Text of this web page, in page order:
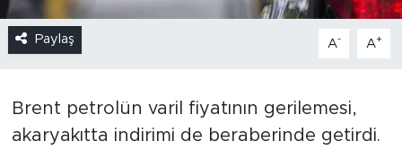
Paylaş A- A+
Brent petrolün varil fiyatının gerilemesi,
akaryakıtta indirimi de beraberinde getirdi.